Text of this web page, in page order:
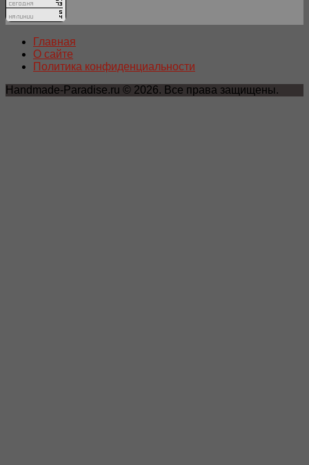
Главная
О сайте
Политика конфиденциальности
Handmade-Paradise.ru © 2026. Все права защищены.